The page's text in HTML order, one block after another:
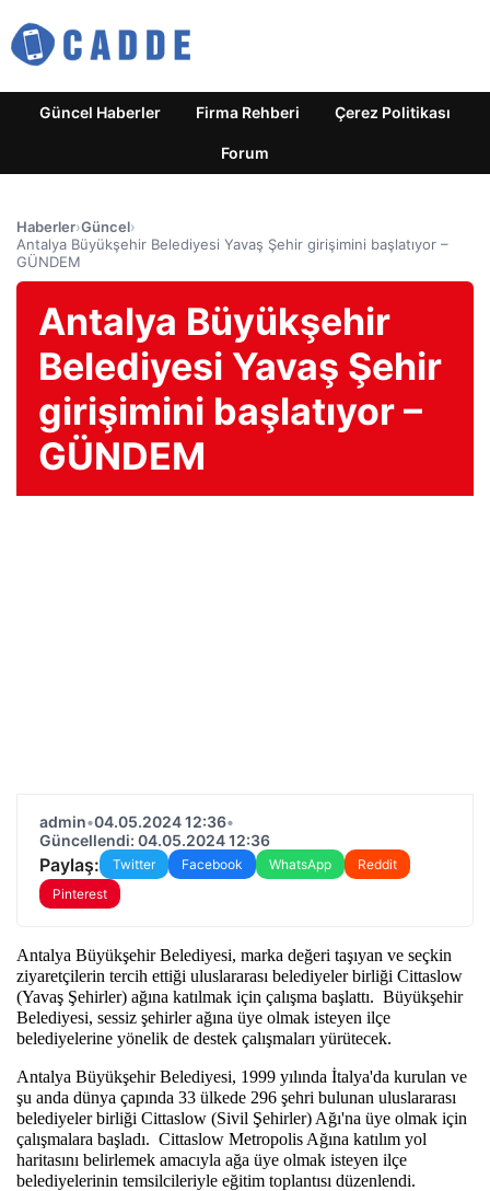
Güncel Haberler Firma Rehberi Çerez Politikası
Forum
Haberler›Güncel›
Antalya Büyükşehir Belediyesi Yavaş Şehir girişimini başlatıyor –
GÜNDEM
Antalya Büyükşehir
Belediyesi Yavaş Şehir
girişimini başlatıyor –
GÜNDEM
admin•04.05.2024 12:36•
Güncellendi: 04.05.2024 12:36
Paylaş: Twitter Facebook WhatsApp
Reddit
Pinterest
Antalya Büyükşehir Belediyesi, marka değeri taşıyan ve seçkin
ziyaretçilerin tercih ettiği uluslararası belediyeler birliği Cittaslow
(Yavaş Şehirler) ağına katılmak için çalışma başlattı.  Büyükşehir
Belediyesi, sessiz şehirler ağına üye olmak isteyen ilçe
belediyelerine yönelik de destek çalışmaları yürütecek.
Antalya Büyükşehir Belediyesi, 1999 yılında İtalya'da kurulan ve
şu anda dünya çapında 33 ülkede 296 şehri bulunan uluslararası
belediyeler birliği Cittaslow (Sivil Şehirler) Ağı'na üye olmak için
çalışmalara başladı.  Cittaslow Metropolis Ağına katılım yol
haritasını belirlemek amacıyla ağa üye olmak isteyen ilçe
belediyelerinin temsilcileriyle eğitim toplantısı düzenlendi.